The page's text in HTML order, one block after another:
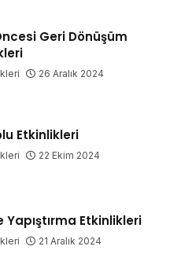
Geri Dönüşüm
26 Aralık 2024
Etkinlikleri
22 Ekim 2024
Yapıştırma Etkinlikleri
21 Aralık 2024